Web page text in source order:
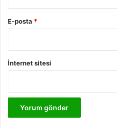
E-posta *
İnternet sitesi